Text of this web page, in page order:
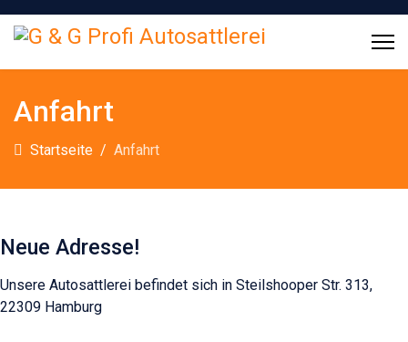
Anfahrt
Startseite Anfahrt
Neue Adresse!
Unsere Autosattlerei befindet sich in Steilshooper Str. 313,
22309 Hamburg